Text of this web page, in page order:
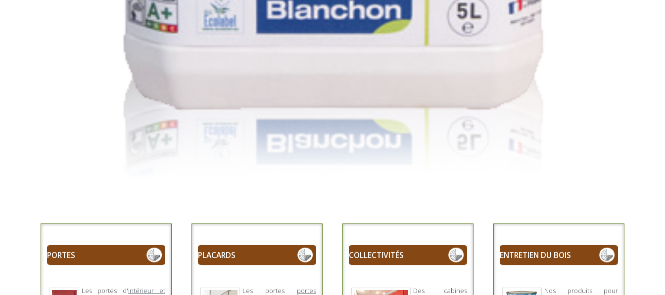
PORTES
Les portes d'intérieur et
PLACARDS
Les portes portes
COLLECTIVITÉS
Des cabines
ENTRETIEN DU BOIS
Nos produits pour